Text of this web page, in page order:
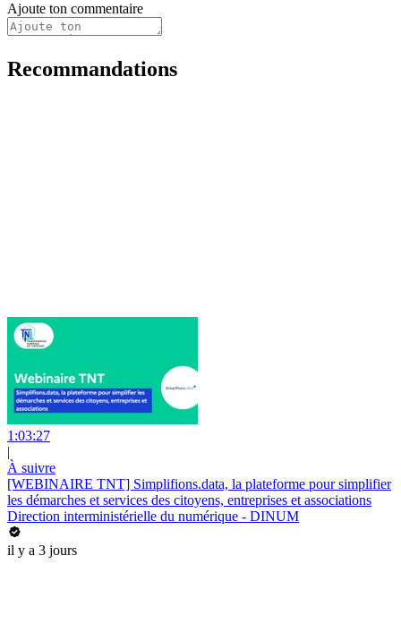
Ajoute ton commentaire
Recommandations
1:03:27
|
À suivre
[WEBINAIRE TNT] Simplifions.data, la plateforme pour simplifier
les démarches et services des citoyens, entreprises et associations
Direction interministérielle du numérique - DINUM
il y a 3 jours